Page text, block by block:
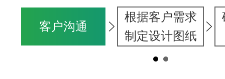
客户沟通
根据客户需求
制定设计图纸